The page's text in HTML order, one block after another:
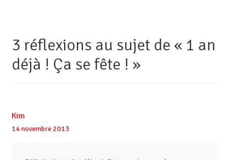
3 réflexions au sujet de « 1 an
déjà ! Ça se fête ! »
Kim
14 novembre 2013